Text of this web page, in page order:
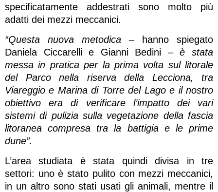
specificatamente addestrati sono molto più
adatti dei mezzi meccanici.
“Questa nuova metodica – hanno spiegato
Daniela Ciccarelli e Gianni Bedini –è stata
messa in pratica per la prima volta sul litorale
del Parco nella riserva della Lecciona, tra
Viareggio e Marina di Torre del Lago e il nostro
obiettivo era di verificare l’impatto dei vari
sistemi di pulizia sulla vegetazione della fascia
litoranea compresa tra la battigia e le prime
dune”.
L’area studiata è stata quindi divisa in tre
settori: uno è stato pulito con mezzi meccanici,
in un altro sono stati usati gli animali, mentre il